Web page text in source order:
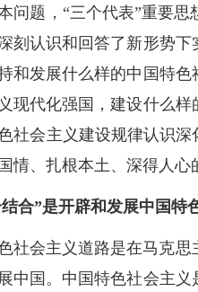
问题，“三个代表”重要
刻认识和回答了新形势
和发展什么样的中国特
现代化强国，建设什么
社会主义建设规律认识
情、扎根本土、深得人心
合”是开辟和发展中国特
社会主义道路是在马克
中国。中国特色社会主